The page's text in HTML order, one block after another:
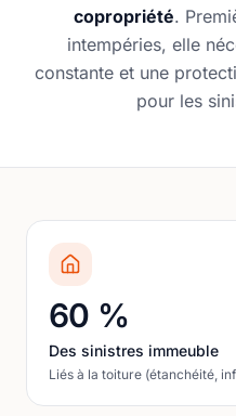
copropriété.
intempéries, elle
constante et une
pour les
60 %
Des sinistres immeuble
Liés à la toiture (étanchéité,